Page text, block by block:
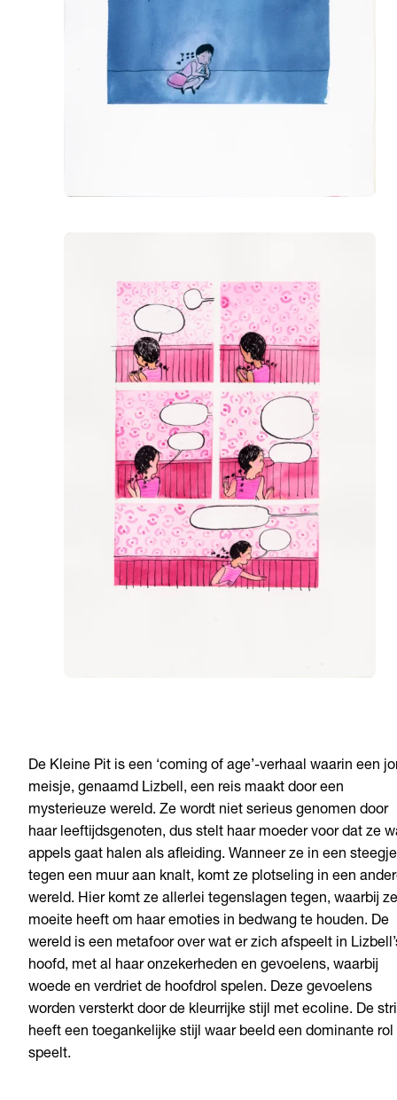
De Kleine Pit is een ‘coming of age’-verhaal waarin een
meisje, genaamd Lizbell, een reis maakt door een
mysterieuze wereld. Ze wordt niet serieus genomen door
haar leeftijdsgenoten, dus stelt haar moeder voor dat ze
appels gaat halen als afleiding. Wanneer ze in een steegje
tegen een muur aan knalt, komt ze plotseling in een
wereld. Hier komt ze allerlei tegenslagen tegen, waarbij ze
moeite heeft om haar emoties in bedwang te houden. De
wereld is een metafoor over wat er zich afspeelt in
hoofd, met al haar onzekerheden en gevoelens, waarbij
woede en verdriet de hoofdrol spelen. Deze gevoelens
worden versterkt door de kleurrijke stijl met ecoline. De
heeft een toegankelijke stijl waar beeld een dominante rol
speelt.